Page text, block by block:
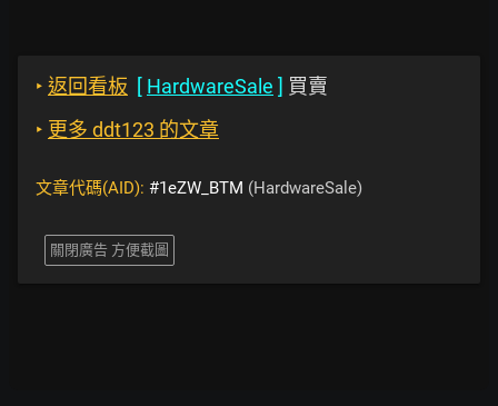
‣ 返回看板 [ HardwareSale ] 買賣
‣ 更多 ddt123 的文章
文章代碼(AID): #1eZW_BTM (HardwareSale)
關閉廣告 方便截圖